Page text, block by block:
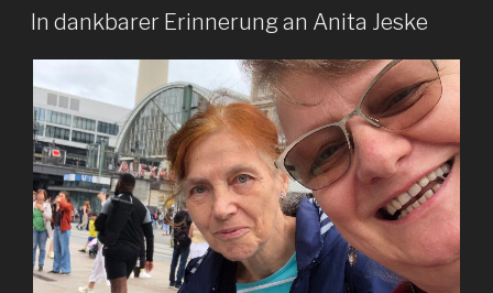
AM
In dankbarer Erinnerung an Anita Jeske